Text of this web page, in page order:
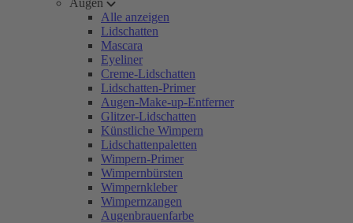
Augen
Alle anzeigen
Lidschatten
Mascara
Eyeliner
Creme-Lidschatten
Lidschatten-Primer
Augen-Make-up-Entferner
Glitzer-Lidschatten
Künstliche Wimpern
Lidschattenpaletten
Wimpern-Primer
Wimpernbürsten
Wimpernkleber
Wimpernzangen
Augenbrauenfarbe